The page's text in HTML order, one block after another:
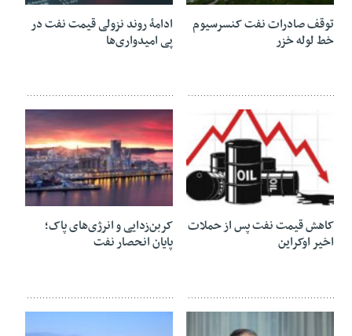
توقف صادرات نفت کنسرسیوم
خط لوله خزر
ادامهٔ روند نزولی قیمت نفت در
پی امیدواری‌ها
26 آبان 1404
کاهش قیمت نفت پس از حملات
اخیر اوکراین
کربن‌زدایی و انرژی‌های پاک؛
پایان انحصار نفت